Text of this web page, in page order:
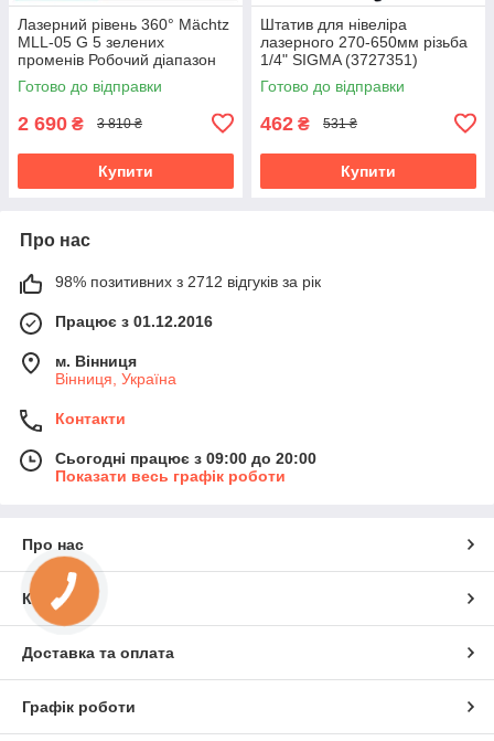
Лазерний рівень 360° Mächtz
MLL-05 G 5 зелених
променів Робочий діапазон
20 м Батарейки
Готово до відправки
2 690 ₴ 3 810 ₴
Купити
Штатив для нівеліра
лазерного 270-650мм різьба
1/4" SIGMA (3727351)
Готово до відправки
462 ₴ 531 ₴
Купити
Про нас
98% позитивних з 2712 відгуків за рік
Працює з 01.12.2016
м. Вінниця
Вінниця, Україна
Контакти
Сьогодні працює з 09:00 до 20:00
Показати весь графік роботи
Про нас
Контакти
Доставка та оплата
Графік роботи